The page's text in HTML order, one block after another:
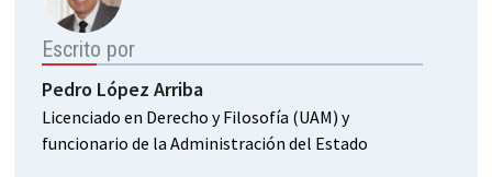
Escrito por
Pedro López Arriba
Licenciado en Derecho y Filosofía (UAM) y
funcionario de la Administración del Estado